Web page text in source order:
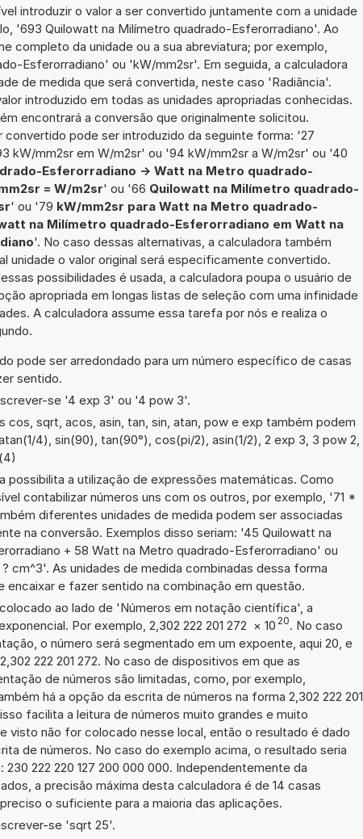
introduzir o valor a ser convertido juntamente com a unidade
'693 Quilowatt na Milímetro quadrado-Esferorradiano'. Ao
completo da unidade ou a sua abreviatura; por exemplo,
Esferorradiano' ou 'kW/mm2sr'. Em seguida, a calculadora
de medida que será convertida, neste caso 'Radiância'.
introduzido em todas as unidades apropriadas conhecidas.
encontrará a conversão que originalmente solicitou.
convertido pode ser introduzido da seguinte forma: '27
kW/mm2sr em W/m2sr' ou '94 kW/mm2sr a W/m2sr' ou '40
Esferorradiano -> Watt na Metro quadrado-
= W/m2sr' ou '66 Quilowatt na Milímetro quadrado-
' ou '79 kW/mm2sr para Watt na Metro quadrado-
na Milímetro quadrado-Esferorradiano em Watt na
'. No caso dessas alternativas, a calculadora também
unidade o valor original será especificamente convertido.
possibilidades é usada, a calculadora poupa o usuário de
apropriada em longas listas de seleção com uma infinidade
A calculadora assume essa tarefa por nós e realiza o
pode ser arredondado para um número específico de casas
sentido.
se '4 exp 3' ou '4 pow 3'.
cos, sqrt, acos, asin, tan, sin, atan, pow e exp também podem
4), sin(90), tan(90°), cos(pi/2), asin(1/2), 2 exp 3, 3 pow 2,
possibilita a utilização de expressões matemáticas. Como
contabilizar números uns com os outros, por exemplo, '71 *
diferentes unidades de medida podem ser associadas
na conversão. Exemplos disso seriam: '45 Quilowatt na
+ 58 Watt na Metro quadrado-Esferorradiano' ou
cm^3'. As unidades de medida combinadas dessa forma
encaixar e fazer sentido na combinação em questão.
ao lado de 'Números em notação científica', a
Por exemplo, 2,302 222 201 272 × 10 20. No caso
o número será segmentado em um expoente, aqui 20, e
222 201 272. No caso de dispositivos em que as
de números são limitadas, como, por exemplo,
há a opção da escrita de números na forma 2,302 222 201
facilita a leitura de números muito grandes e muito
visto não for colocado nesse local, então o resultado é dado
de números. No caso do exemplo acima, o resultado seria
222 220 127 200 000 000. Independentemente da
a precisão máxima desta calculadora é de 14 casas
o suficiente para a maioria das aplicações.
se 'sqrt 25'.